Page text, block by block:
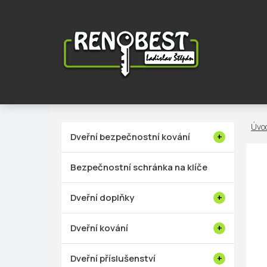
Dveřní bezpečnostní kování
Bezpečnostní schránka na klíče
Dveřní doplňky
Dveřní kování
Dveřní příslušenství